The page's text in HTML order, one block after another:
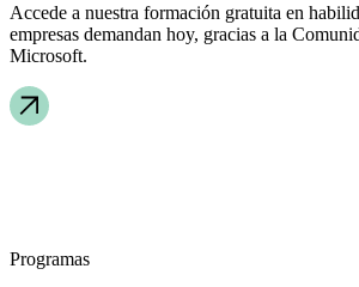
Accede a nuestra formación gratuita en
empresas demandan hoy, gracias a la
Microsoft.
Programas